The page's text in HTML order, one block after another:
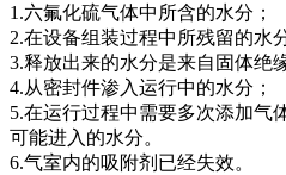
1.六氟化硫气体中所含的水分；
2.在设备组装过程中所残留的水
3.释放出来的水分是来自固体绝
4.从密封件渗入运行中的水分；
5.在运行过程中需要多次添加气
可能进入的水分。
6.气室内的吸附剂已经失效。